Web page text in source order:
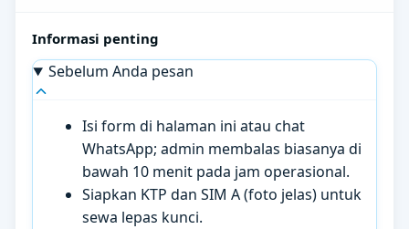
Informasi penting
Sebelum Anda pesan
Isi form di halaman ini atau chat
WhatsApp; admin membalas biasanya di
bawah 10 menit pada jam operasional.
Siapkan KTP dan SIM A (foto jelas) untuk
sewa lepas kunci.